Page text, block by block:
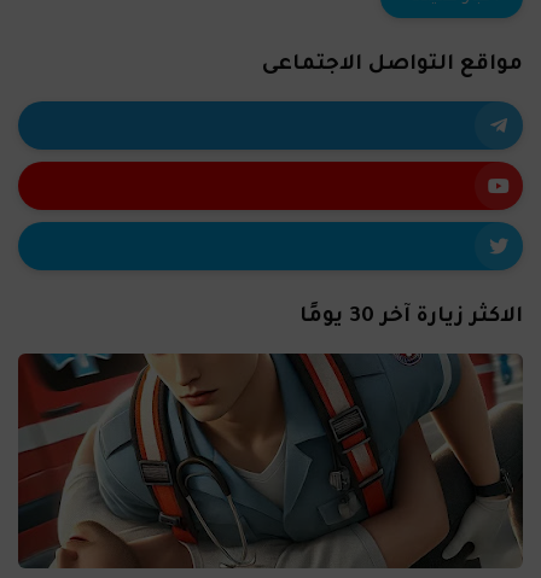
مواقع التواصل الاجتماعى
الاكثر زيارة آخر 30 يومًا